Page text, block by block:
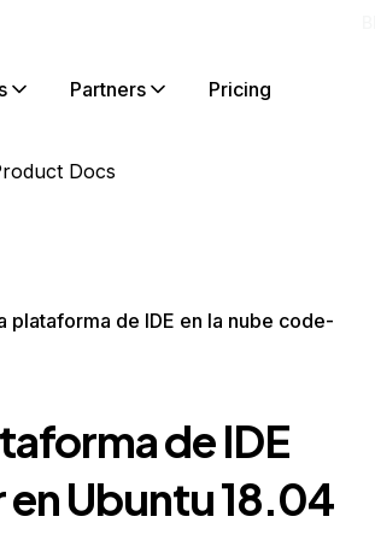
Partners Pricing
Docs
plataforma de IDE en la nube code-
de IDE
Ubuntu 18.04